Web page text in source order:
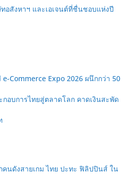
อสังหาฯ และเอเจนต์ที่ชื่นชอบแห่งปี
Commerce Expo 2026 ผนึกกว่า 50
อบการไทยสู่ตลาดโลก คาดเงินสะพัด
คนดังสายเกม ไทย ปะทะ ฟิลิปปินส์ ใน